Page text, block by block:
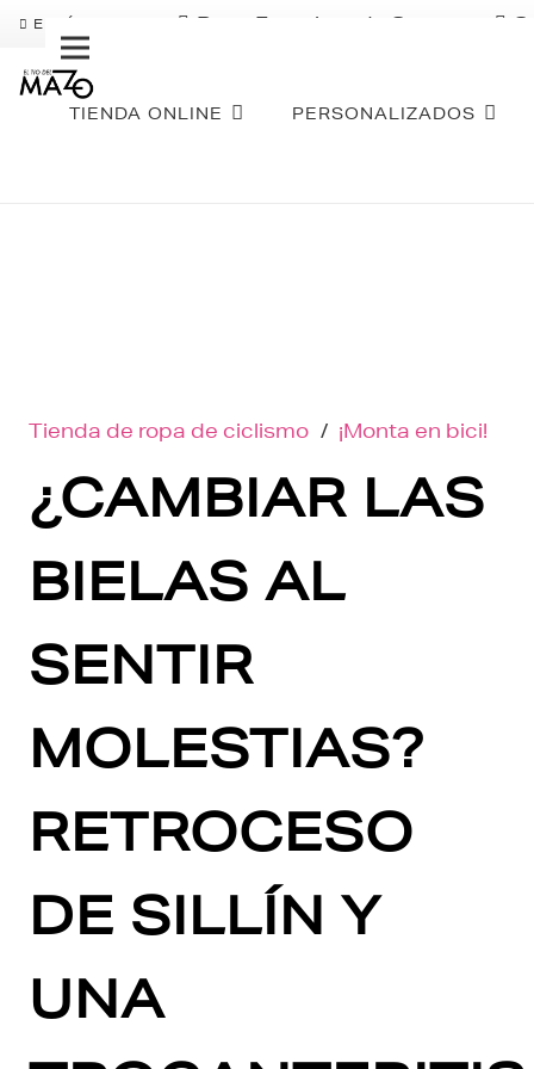
ENVÍO GRATIS Pago Fraccionado Sequra
TIENDA ONLINE PERSONALIZADOS
Tienda de ropa de ciclismo / ¡Monta en bici!
¿CAMBIAR LAS
BIELAS AL
SENTIR
MOLESTIAS?
RETROCESO
DE SILLÍN Y
UNA